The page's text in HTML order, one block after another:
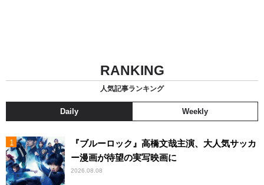
RANKING
人気記事ランキング
Daily Weekly
『ブルーロック』高橋文哉主演、大人気サッカ
ー漫画が待望の実写映画に
2026.08.08